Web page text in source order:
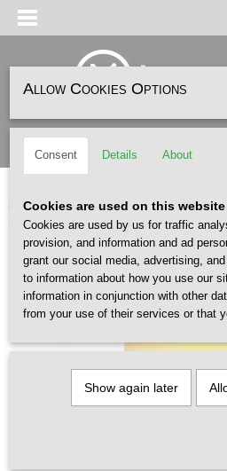
Log in Register
Home>FASHION >BOOMBOXX>
Allow Cookies Options
Consent Details About
Cookies are used on this website
Cookies are used by us for traffic
provision, and information and ad
grant our social media, advertising,
to information about how you use our
information in conjunction with other
from your use of their services or that
Show again later